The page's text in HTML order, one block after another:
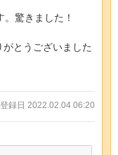
驚きました！
とうございました
登録日 2022.02.04 06:20